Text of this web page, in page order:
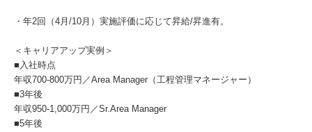
・年2回（4月/10月）実施評価に応じて昇給/昇進有。
＜キャリアアップ実例＞
■入社時点
年収700-800万円／Area Manager（工程管理マネージャー）
■3年後
年収950-1,000万円／Sr.Area Manager
■5年後